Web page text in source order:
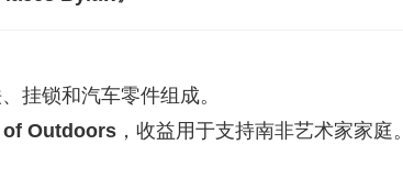
挂锁和汽车零件组成。
of Outdoors ，收益用于支持南非艺术家家庭。